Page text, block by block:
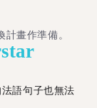
畫作準備。
star
語句子也無法